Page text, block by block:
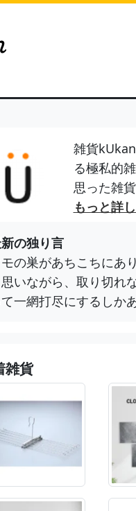
雑貨
る極私的
思った雑
もっと詳
の独り言
の巣があちこちにあ
思いながら、取り切れ
一網打尽にするしか
雑貨